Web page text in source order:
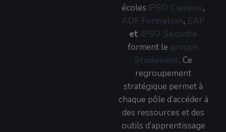
écoles IPSO Campus,
ADF Formation, EAP
et IPSO Sécurité
forment le groupe
Studavenir. Ce
regroupement
stratégique permet à
chaque pôle d’accéder à
des ressources et des
outils d’apprentissage